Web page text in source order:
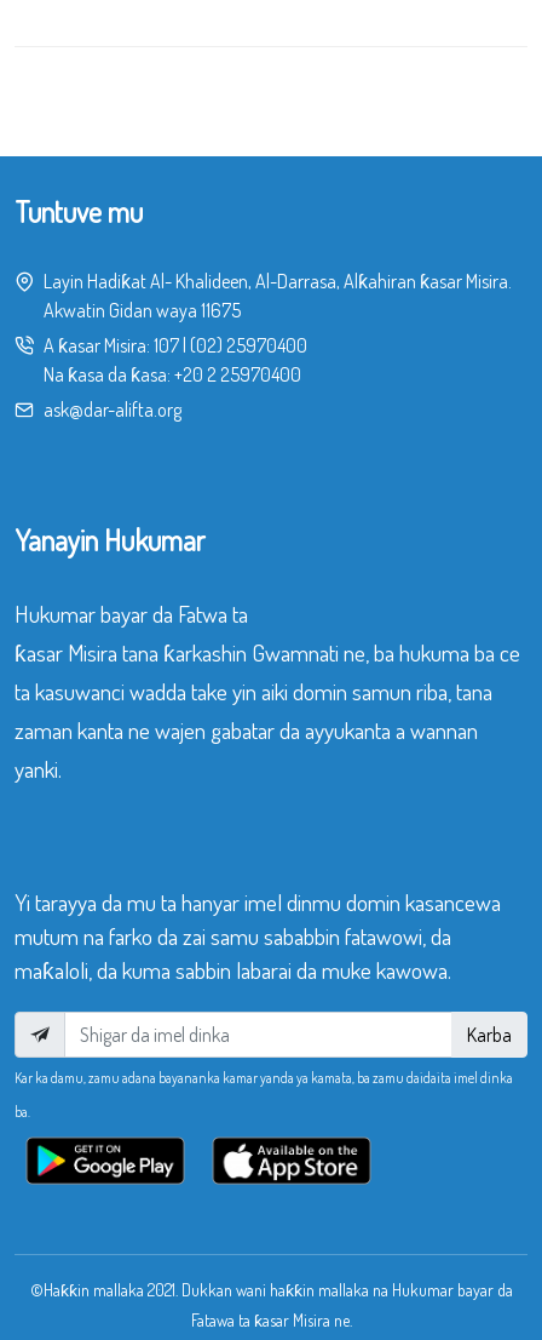
Tuntuve mu
Layin Hadiƙat Al- Khalideen, Al-Darrasa, Alƙahiran ƙasar Misira.
Akwatin Gidan waya 11675
A ƙasar Misira: 107| (02) 25970400
Na ƙasa da ƙasa: +20 2 25970400
ask@dar-alifta.org
Yanayin Hukumar
Hukumar bayar da Fatwa ta
ƙasar Misira tana ƙarkashin Gwamnati ne, ba hukuma ba ce
ta kasuwanci wadda take yin aiki domin samun riba, tana
zaman kanta ne wajen gabatar da ayyukanta a wannan
yanki.
Yi tarayya da mu ta hanyar imel dinmu domin kasancewa
mutum na farko da zai samu sababbin fatawowi, da
maƙaloli, da kuma sabbin labarai da muke kawowa.
Karba
Kar ka damu, zamu adana bayananka kamar yanda ya kamata, ba zamu daidaita imel dinka
ba.
©Haƙƙin mallaka 2021. Dukkan wani haƙƙin mallaka na Hukumar bayar da
Fatawa ta ƙasar Misira ne.